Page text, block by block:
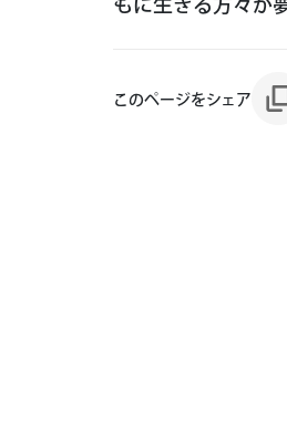
もに生きる方々が
このページをシェア